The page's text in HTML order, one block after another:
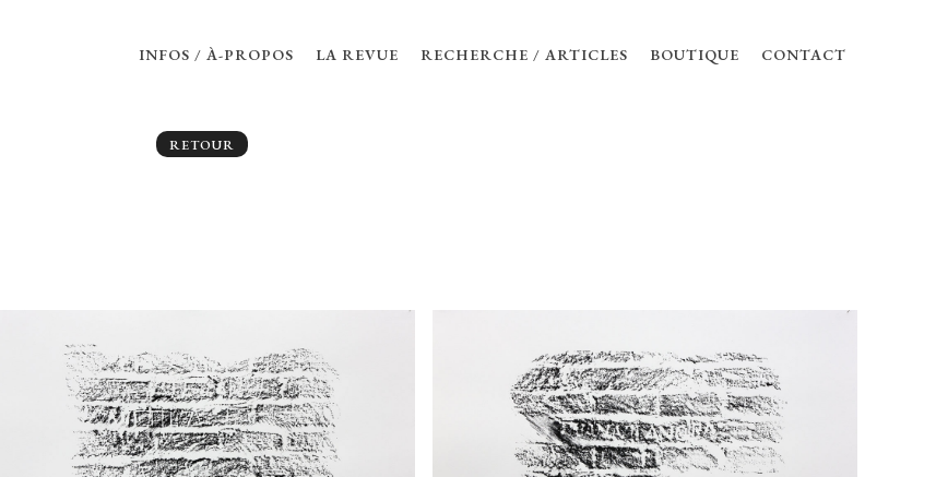
INFOS / À-PROPOS LA REVUE RECHERCHE / ARTICLES BOUTIQUE CONTACT
RETOUR